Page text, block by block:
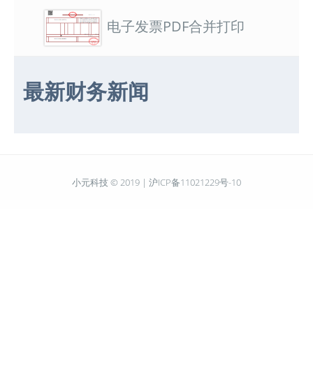
电子发票PDF合并打印
最新财务新闻
小元科技 © 2019 | 沪ICP备11021229号-10